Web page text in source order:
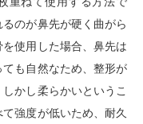
のが鼻先が硬く曲がら
使用した場合、鼻先は
も自然なため、整形が
かし柔らかいというこ
強度が低いため、耐久